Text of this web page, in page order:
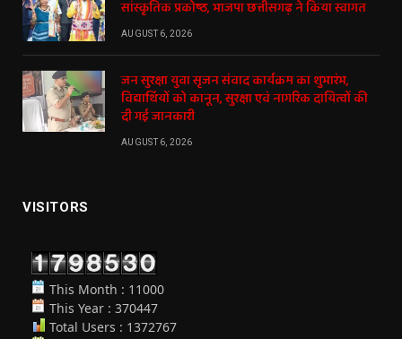
सांस्कृतिक प्रकोष्ठ, भाजपा छत्तीसगढ़ ने किया स्वागत
AUGUST 6, 2026
जन सुरक्षा युवा सृजन संवाद कार्यक्रम का शुभारंभ,
विद्यार्थियों को कानून, सुरक्षा एवं नागरिक दायित्वों की
दी गई जानकारी
AUGUST 6, 2026
VISITORS
This Month : 11000
This Year : 370447
Total Users : 1372767